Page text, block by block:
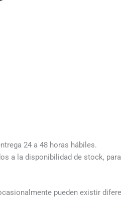
24 a 48 horas hábiles.
a la disponibilidad de stock,
pueden existir